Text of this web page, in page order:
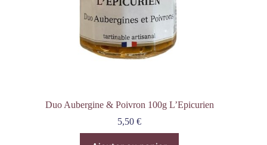
Duo Aubergine & Poivron 100g L’Epicurien
5,50€